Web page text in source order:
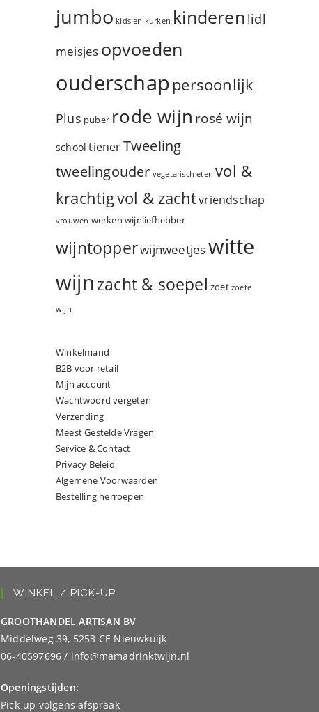
jumbo kids en kurken kinderen lidl
meisjes opvoeden
ouderschappersoonlijk
Plus puber rode wijn rosé wijn
school tienerTweeling
tweelingouder vegetarisch eten vol &
krachtigvol & zachtvriendschap
vrouwen werken wijnliefhebber
wijntopperwijnweetjeswitte
wijnzacht & soepel zoet zoete
wijn
Winkelmand
B2B voor retail
Mijn account
Wachtwoord vergeten
Verzending
Meest Gestelde Vragen
Service & Contact
Privacy Beleid
Algemene Voorwaarden
Bestelling herroepen
WINKEL / PICK-UP
GROOTHANDEL ARTISAN BV
Middelweg 39, 5253 CE Nieuwkuijk
06-40597696 / info@mamadrinktwijn.nl
Openingstijden:
Pick-up volgens afspraak